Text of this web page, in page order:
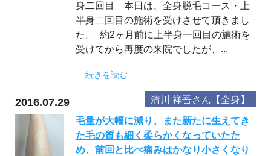
身二回目 本日は、全身脱毛コース・上
半身二回目の施術を受けさせて頂きまし
た。 約2ヶ月前に上半身一回目の施術を
受けてから再度の来院でしたが、...
続きを読む
2016.07.29 清川 祥吾さん【全身】
毛量が大幅に減り、また新たに生えてき
た毛の質も細く柔らかくなっていたた
め、前回と比べ痛みはかなり小さくなり